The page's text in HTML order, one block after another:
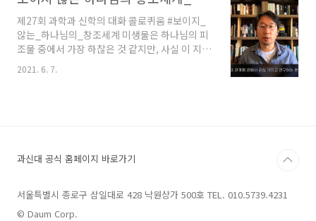
실 이 지구의 생명 현상을 시작했고, 지금도 우리
의 삶을 유지하고 있는 생명체입니다. 또한 인류
가 지구 생태계에 큰 피해를 주고 있는 현실과 비
교하자면, 오히려 미생물은 진정한 창조의 동역
자가 아닐까요? 이번 콜로퀴움에서는 강상훈 교
제27회 과학과 신학의 대화 콜로퀴움 #보이지_
않는_하나님의_창조세계 미생물은 하나님의 피
조물 중에서 가장 하찮은 것 같지만, 사실 이 지구
의 생명 현상을 시작했고, 지금도 우리의 삶을 유
지하고 있는 생명체입니다. 또한 인류가 지구 생
살펴봅니다. ✔ 콜로퀴움 수강 신청 하기 * 수강
간: 6월 14일~6월 25일(금) * 라이브 대담: 6월
21일 저녁 8시 (유튜브) * 등록비: 5,000원 (과신
2021. 6. 7.
과신대 공식 홈페이지 바로가기
서울특별시 종로구 삼일대로 428 낙원상가 500호 TEL. 010.5739.4231
© Daum Corp.